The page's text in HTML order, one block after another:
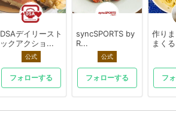
DSAデイリースト
ックアクショ...
公式
フォローする
syncSPORTS by
R...
公式
フォローする
作り
まくる
フ